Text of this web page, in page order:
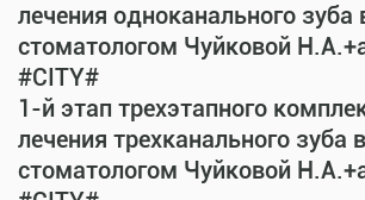
лечения одноканального
стоматологом Чуйковой
#CITY#
1-й этап трехэтапного
лечения трехканального зуба
стоматологом Чуйковой